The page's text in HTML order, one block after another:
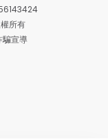
所有
騙宣導